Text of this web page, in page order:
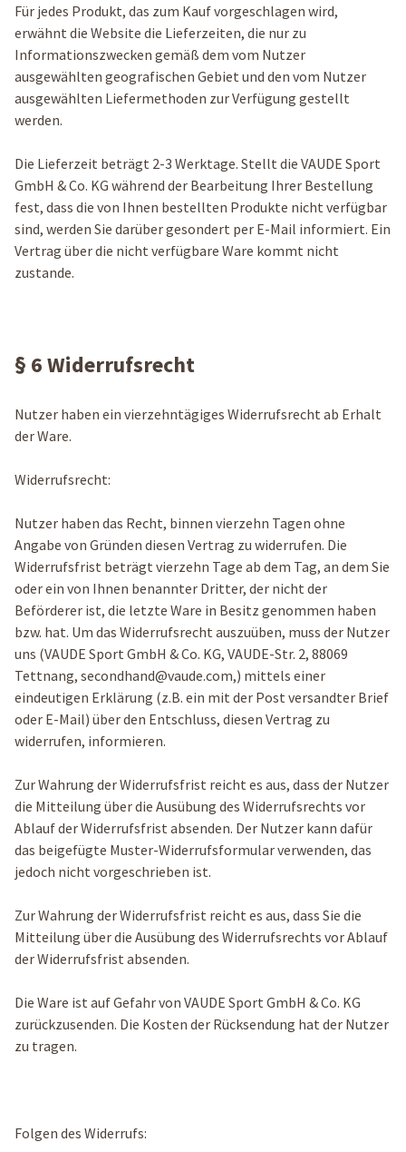
Für jedes Produkt, das zum Kauf vorgeschlagen wird,
erwähnt die Website die Lieferzeiten, die nur zu
Informationszwecken gemäß dem vom Nutzer
ausgewählten geografischen Gebiet und den vom Nutzer
ausgewählten Liefermethoden zur Verfügung gestellt
werden.
Die Lieferzeit beträgt 2-3 Werktage. Stellt die VAUDE Sport
GmbH & Co. KG während der Bearbeitung Ihrer Bestellung
fest, dass die von Ihnen bestellten Produkte nicht verfügbar
sind, werden Sie darüber gesondert per E-Mail informiert. Ein
Vertrag über die nicht verfügbare Ware kommt nicht
zustande.
§ 6 Widerrufsrecht
Nutzer haben ein vierzehntägiges Widerrufsrecht ab Erhalt
der Ware.
Widerrufsrecht:
Nutzer haben das Recht, binnen vierzehn Tagen ohne
Angabe von Gründen diesen Vertrag zu widerrufen. Die
Widerrufsfrist beträgt vierzehn Tage ab dem Tag, an dem Sie
oder ein von Ihnen benannter Dritter, der nicht der
Beförderer ist, die letzte Ware in Besitz genommen haben
bzw. hat. Um das Widerrufsrecht auszuüben, muss der Nutzer
uns (VAUDE Sport GmbH & Co. KG, VAUDE-Str. 2, 88069
Tettnang, secondhand@vaude.com,) mittels einer
eindeutigen Erklärung (z.B. ein mit der Post versandter Brief
oder E-Mail) über den Entschluss, diesen Vertrag zu
widerrufen, informieren.
Zur Wahrung der Widerrufsfrist reicht es aus, dass der Nutzer
die Mitteilung über die Ausübung des Widerrufsrechts vor
Ablauf der Widerrufsfrist absenden. Der Nutzer kann dafür
das beigefügte Muster-Widerrufsformular verwenden, das
jedoch nicht vorgeschrieben ist.
Zur Wahrung der Widerrufsfrist reicht es aus, dass Sie die
Mitteilung über die Ausübung des Widerrufsrechts vor Ablauf
der Widerrufsfrist absenden.
Die Ware ist auf Gefahr von VAUDE Sport GmbH & Co. KG
zurückzusenden. Die Kosten der Rücksendung hat der Nutzer
zu tragen.
Folgen des Widerrufs: